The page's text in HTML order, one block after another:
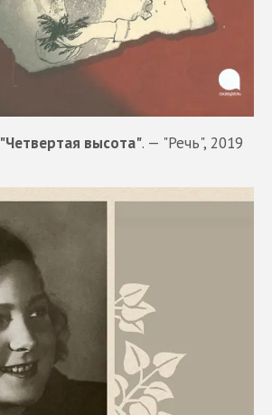
"Четвертая высота". — "Речь", 2019